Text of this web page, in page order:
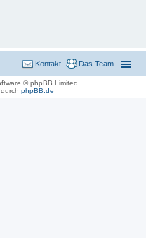
Das Team
Kontakt
© phpBB Limited
phpBB.de